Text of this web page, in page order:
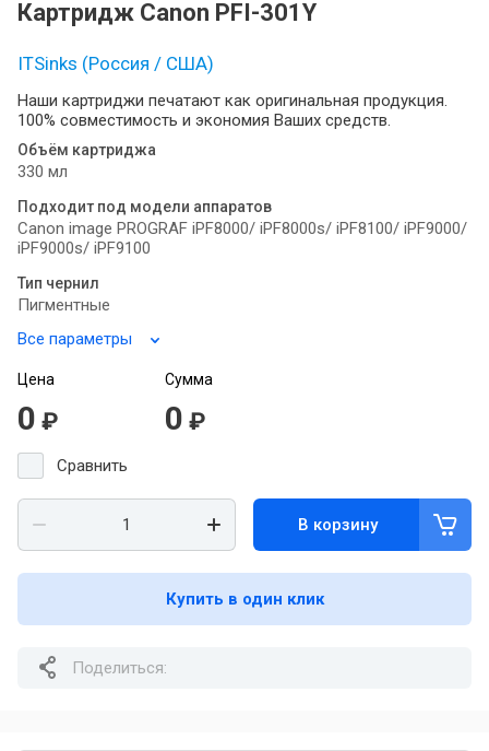
Картридж Canon PFI-301Y
ITSinks (Россия / США)
Наши картриджи печатают как оригинальная продукция.
100% совместимость и экономия Ваших средств.
Объём картриджа
330 мл
Подходит под модели аппаратов
Canon image PROGRAF iPF8000/ iPF8000s/ iPF8100/ iPF9000/
iPF9000s/ iPF9100
Тип чернил
Пигментные
Все параметры
Цена
0 ₽
Сумма
0 ₽
Сравнить
В корзину
Купить в один клик
Поделиться: